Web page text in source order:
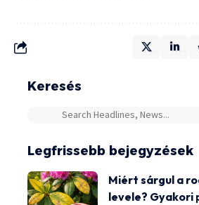
Keresés
Legfrissebb bejegyzések
Miért sárgul a
levele? Gyakori